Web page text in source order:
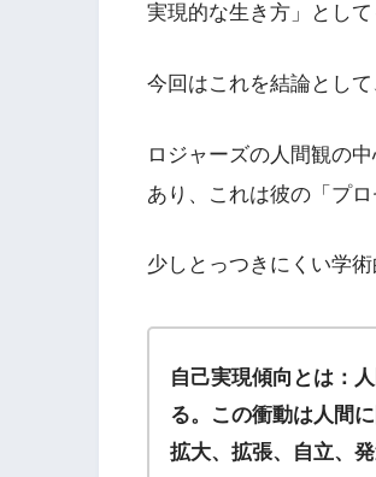
実現的な生き方」とし
今回はこれを結論とし
ロジャーズの人間観の中
あり、これは彼の「プ
少しとっつきにくい学
自己実現傾向とは：
る。この衝動は人間
拡大、拡張、自立、